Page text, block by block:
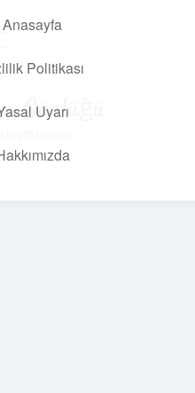
Anasayfa
Politikası
Uyarı
Günlüğü